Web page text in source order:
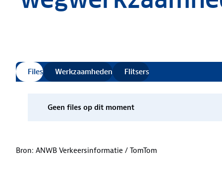
.
Verkeersinformatie bijgewerkt
Files Werkzaamheden Flitsers
Geen files op dit moment
Bron: ANWB Verkeersinformatie / TomTom